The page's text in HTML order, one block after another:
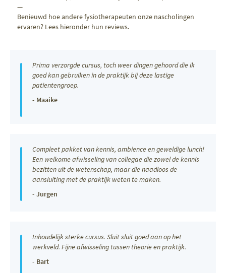
—
Benieuwd hoe andere fysiotherapeuten onze nascholingen
ervaren? Lees hieronder hun reviews.
Prima verzorgde cursus, toch weer dingen gehoord die ik
goed kan gebruiken in de praktijk bij deze lastige
patientengroep.
- Maaike
Compleet pakket van kennis, ambience en geweldige lunch!
Een welkome afwisseling van collegae die zowel de kennis
bezitten uit de wetenschap, maar die naadloos de
aansluiting met de praktijk weten te maken.
- Jurgen
Inhoudelijk sterke cursus. Sluit sluit goed aan op het
werkveld. Fijne afwisseling tussen theorie en praktijk.
- Bart